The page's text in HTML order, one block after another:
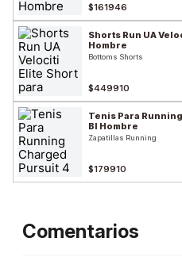
$161946
Shorts Run UA
Hombre
Bottoms Shorts
$449910
Tenis Para
Bl Hombre
Zapatillas Running
$179910
Comentarios